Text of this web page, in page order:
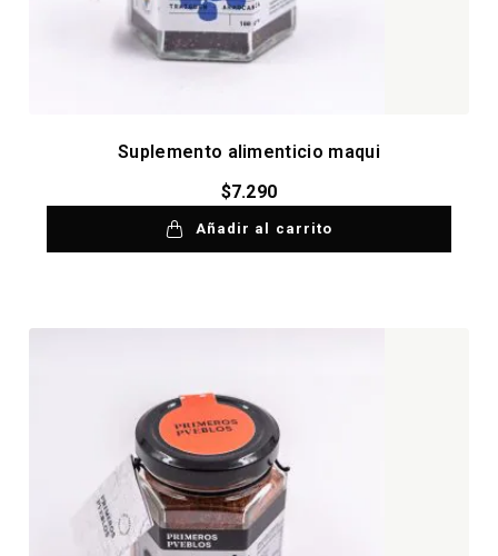
Suplemento alimenticio maqui
$7.290
Añadir al carrito